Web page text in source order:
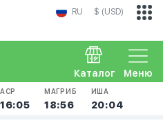
RU $ (USD)
Меню
Каталог
АСР
16:05
МАГРИБ
18:56
ИША
20:04